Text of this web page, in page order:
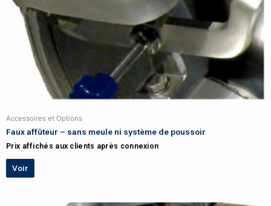
Accessoires et Options
Faux affûteur – sans meule ni système de poussoir
Prix affichés aux clients après connexion
Voir